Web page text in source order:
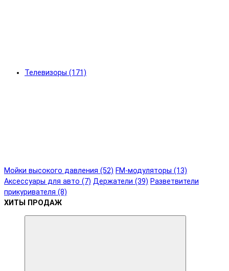
Телевизоры (171)
Мойки высокого давления (52) FM-модуляторы (13)
Аксессуары для авто (7) Держатели (39) Разветвители
прикуривателя (8)
ХИТЫ ПРОДАЖ